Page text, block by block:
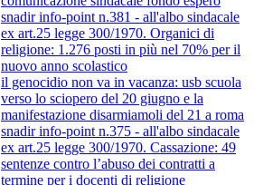
snadir info-point n.381 - all'albo sindacale
ex art.25 legge 300/1970. Organici di
religione: 1.276 posti in più nel 70% per il
nuovo anno scolastico
il genocidio non va in vacanza: usb scuola
verso lo sciopero del 20 giugno e la
manifestazione disarmiamoli del 21 a roma
snadir info-point n.375 - all'albo sindacale
ex art.25 legge 300/1970. Cassazione: 49
sentenze contro l’abuso dei contratti a
termine per i docenti di religione